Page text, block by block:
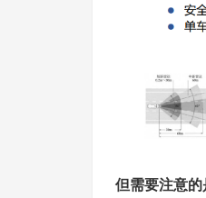
但需要注意